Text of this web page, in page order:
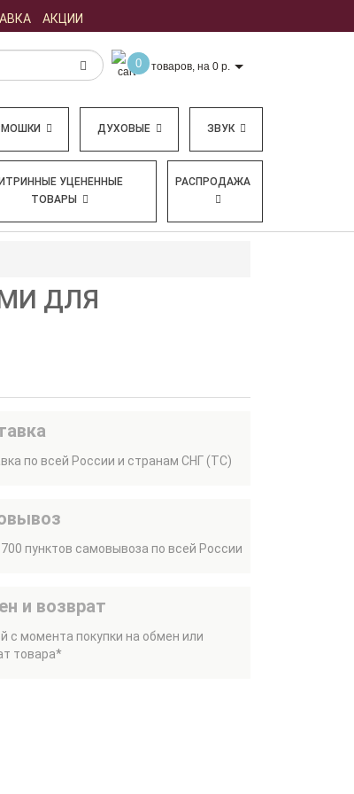
АКЦИИ
0 товаров, на 0 р.
ДУХОВЫЕ ЗВУК
УЦЕНЕННЫЕ
ТОВАРЫ
РАСПРОДАЖА
ДЛЯ
по всей России и странам СНГ (ТС)
пунктов самовывоза по всей России
и возврат
с момента покупки на обмен или
товара*